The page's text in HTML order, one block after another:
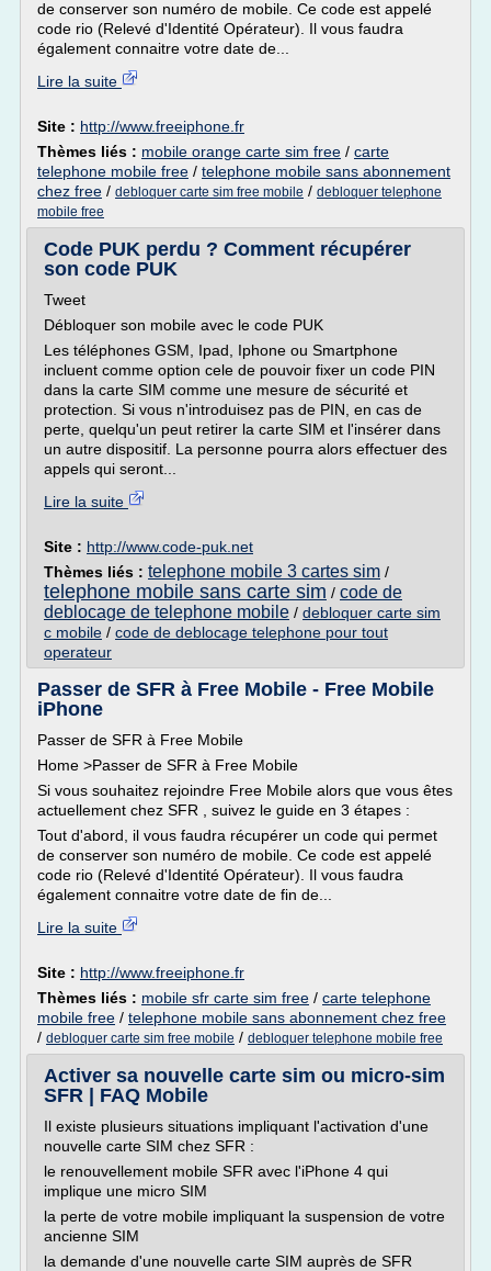
de conserver son numéro de mobile. Ce code est appelé
code rio (Relevé d'Identité Opérateur). Il vous faudra
également connaitre votre date de...
Lire la suite
Site : http://www.freeiphone.fr
Thèmes liés : mobile orange carte sim free / carte
telephone mobile free / telephone mobile sans abonnement
chez free / debloquer carte sim free mobile / debloquer telephone
mobile free
Code PUK perdu ? Comment récupérer
son code PUK
Tweet
Débloquer son mobile avec le code PUK
Les téléphones GSM, Ipad, Iphone ou Smartphone
incluent comme option cele de pouvoir fixer un code PIN
dans la carte SIM comme une mesure de sécurité et
protection. Si vous n'introduisez pas de PIN, en cas de
perte, quelqu'un peut retirer la carte SIM et l'insérer dans
un autre dispositif. La personne pourra alors effectuer des
appels qui seront...
Lire la suite
Site : http://www.code-puk.net
Thèmes liés : telephone mobile 3 cartes sim /
telephone mobile sans carte sim / code de
deblocage de telephone mobile / debloquer carte sim
c mobile / code de deblocage telephone pour tout
operateur
Passer de SFR à Free Mobile - Free Mobile
iPhone
Passer de SFR à Free Mobile
Home >Passer de SFR à Free Mobile
Si vous souhaitez rejoindre Free Mobile alors que vous êtes
actuellement chez SFR , suivez le guide en 3 étapes :
Tout d'abord, il vous faudra récupérer un code qui permet
de conserver son numéro de mobile. Ce code est appelé
code rio (Relevé d'Identité Opérateur). Il vous faudra
également connaitre votre date de fin de...
Lire la suite
Site : http://www.freeiphone.fr
Thèmes liés : mobile sfr carte sim free / carte telephone
mobile free / telephone mobile sans abonnement chez free
/ debloquer carte sim free mobile / debloquer telephone mobile free
Activer sa nouvelle carte sim ou micro-sim
SFR | FAQ Mobile
Il existe plusieurs situations impliquant l'activation d'une
nouvelle carte SIM chez SFR :
le renouvellement mobile SFR avec l'iPhone 4 qui
implique une micro SIM
la perte de votre mobile impliquant la suspension de votre
ancienne SIM
la demande d'une nouvelle carte SIM auprès de SFR